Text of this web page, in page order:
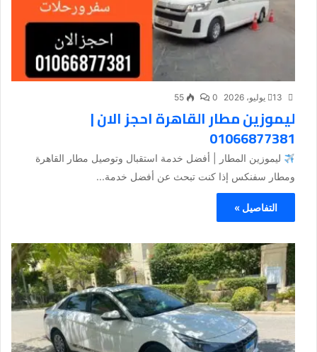
13 يوليو، 2026 0
55
ليموزين مطار القاهرة احجز الان |
01066877381
ليموزين المطار | أفضل خدمة استقبال وتوصيل مطار القاهرة
ومطار سفنكس إذا كنت تبحث عن أفضل خدمة...
التفاصيل »